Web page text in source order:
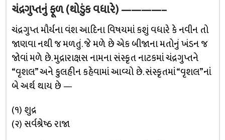
ચંદ્રગુપ્તનું ફૂળ (થોડુંક વધારે)————–
ચંદ્રગુપ્ત મૌર્યના વંશ આદિના વિષયમાં કશું વધારે કે નવીન તો
જાણવા નથી જ મળતું. જે મળે છે એક બીજાના મતોનું ખંડન જ
જોવાં મળે છે. મુદ્રારાક્ષસ નામના સંસ્કૃત નાટકમાં ચંદ્રગુપ્તને
“વૃશલ” અને કુલહીન કહેવામાં આવ્યો છે. સંસ્કૃતમાં “વૃશલ”નાં
બે અર્થ થાય છે —
(૧) શુદ્ર
(૨) સર્વશ્રેષ્ઠ રાજા